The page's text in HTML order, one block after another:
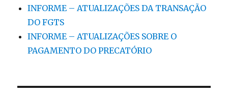
INFORME – ATUALIZAÇÕES DA TRANSAÇÃO
DO FGTS
INFORME – ATUALIZAÇÕES SOBRE O
PAGAMENTO DO PRECATÓRIO